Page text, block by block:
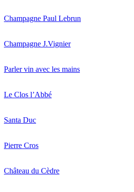
Champagne Paul Lebrun
Champagne J.Vignier
Parler vin avec les mains
Le Clos l’Abbé
Santa Duc
Pierre Cros
Château du Cèdre